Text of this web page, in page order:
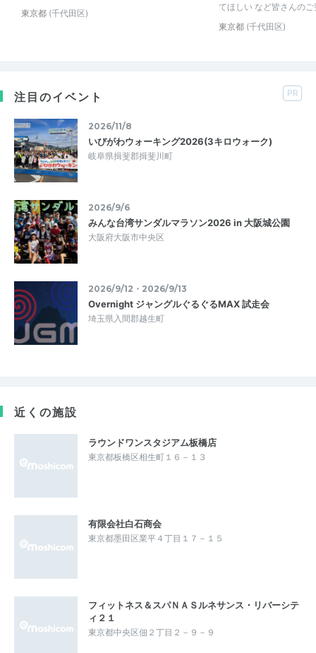
東京都 (千代田区)
てほしい など皆さんの
東京都 (千代田区)
注目のイベント PR
2026/11/8
いびがわウォーキング2026(3キロウォーク)
岐阜県揖斐郡揖斐川町
2026/9/6
みんな台湾サンダルマラソン2026 in 大阪城公園
大阪府大阪市中央区
2026/9/12・2026/9/13
Overnight ジャングルぐるぐるMAX 試走会
埼玉県入間郡越生町
近くの施設
ラウンドワンスタジアム板橋店
東京都板橋区相生町１６－１３
有限会社白石商会
東京都墨田区業平４丁目１７－１５
フィットネス＆スパＮＡＳルネサンス・リバーシテ
ィ２１
東京都中央区佃２丁目２－９－９